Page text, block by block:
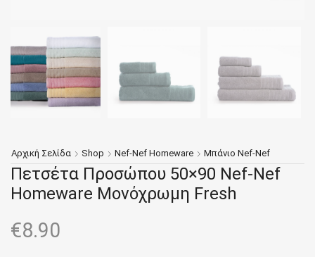
Αρχική Σελίδα Shop Nef-Nef Homeware Μπάνιο Nef-Nef
Πετσέτα Προσώπου 50×90 Nef-Nef
Homeware Μονόχρωμη Fresh
€8.90